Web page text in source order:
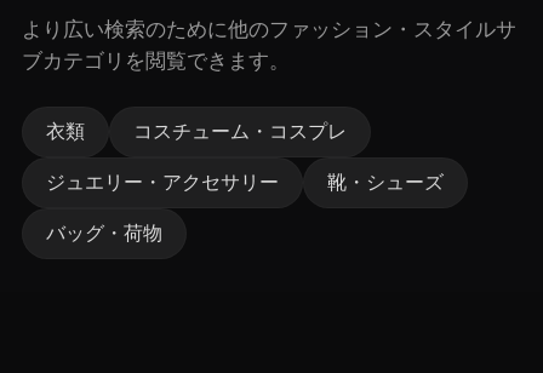
より広い検索のために他のファッション・スタイルサ
ブカテゴリを閲覧できます。
衣類 コスチューム・コスプレ
ジュエリー・アクセサリー 靴・シューズ
バッグ・荷物